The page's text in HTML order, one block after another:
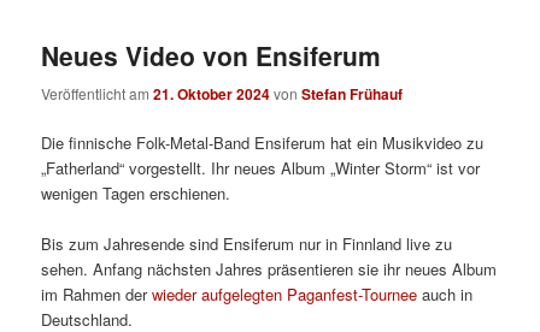
Neues Video von Ensiferum
Veröffentlicht am21. Oktober 2024vonStefan Frühauf
Die finnische Folk-Metal-Band Ensiferum hat ein Musikvideo zu
„Fatherland“ vorgestellt. Ihr neues Album „Winter Storm“ ist vor
wenigen Tagen erschienen.
Bis zum Jahresende sind Ensiferum nur in Finnland live zu
sehen. Anfang nächsten Jahres präsentieren sie ihr neues Album
im Rahmen derwieder aufgelegten Paganfest-Tournee auch in
Deutschland.